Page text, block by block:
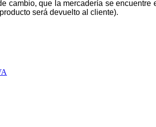
cambio, que la mercadería se
será devuelto al cliente).